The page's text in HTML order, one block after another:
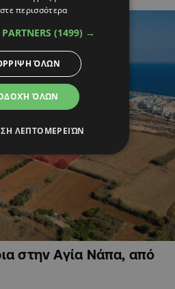
στην Αγία Νάπα, από
περισσότερα
(1499) →
ΌΛΩΝ
ΌΛΩΝ
ΛΕΠΤΟΜΕΡΕΙΏΝ